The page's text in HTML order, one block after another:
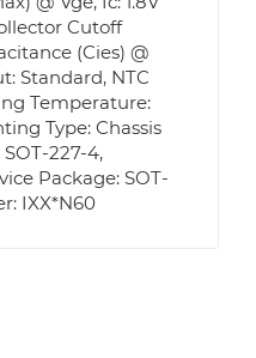
Cutoff
(Cies) @
Standard, NTC
Temperature:
Type: Chassis
227-4,
Package: SOT-
IXX*N60